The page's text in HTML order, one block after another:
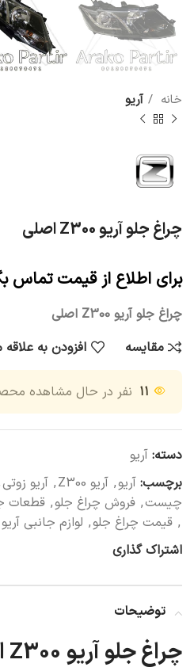
خانه آریو
چراغ جلو آریو Z300 اصلی
برای اطلاع از قیمت تماس
چراغ جلو آریو Z300 اصلی
مقایسه
افزودن به
۱۱ نفر در حال مشاهده
دسته: آریو
برچسب: آریو, آریو Z300 , آریو زوتی
چیست, فروش چراغ جلو, قطعات
, قیمت چراغ جلو, لوازم جانبی آریو
اشتراک گذاری
توضیحات
چراغ جلو آریو Z300 اصلی